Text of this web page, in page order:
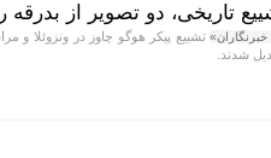
تاریخی، دو تصویر از بدرقه
خبرنگاران»تشییع پیکر هوگو چاوز در ونزوئلا و
شدند.